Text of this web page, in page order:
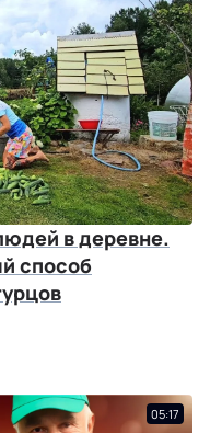
в деревне.
способ
05:17